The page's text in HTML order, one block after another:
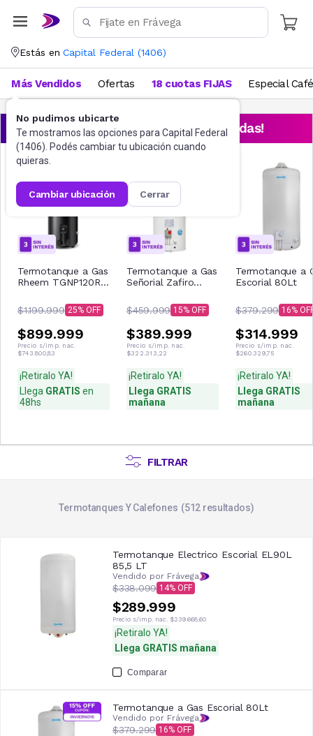
Estás en Capital Federal (1406)
No pudimos ubicarte
Te mostramos las opciones para Capital Federal
(1406). Podés cambiar tu ubicación cuando
quieras.
cambiar ubicación cerrar
Más Vendidos Ofertas 18 cuotas FIJAS Especial Café
¡Aprovechá las ofertas destacadas!
Termotanque a Gas
Rheem TGNP120RH
$1.199.999 25
$899.999
Precio s/imp. nac.
$743.800,83
¡Retiralo YA!
Llega GRATIS en
48hs
Termotanque a Gas
Señorial Zafiro
$459.999 15
$389.999
Precio s/imp. nac.
$322.313,22
¡Retiralo YA!
Llega GRATIS
mañana
Termotanque a
Escorial 80Lt
$379.299 16
$314.999
Precio s/imp. nac.
$260.329,75
¡Retiralo YA!
Llega GRATIS
mañana
FILTRAR
Termotanques Y Calefones 512 resultados
Termotanque Electrico Escorial EL90L
85,5 LT
Vendido por Frávega
$338.099 14
$289.999
Precio s/imp. nac. $239.668,60
¡Retiralo YA!
Llega GRATIS mañana
Comparar
Termotanque a Gas Escorial 80Lt
Vendido por Frávega
$379.299 16